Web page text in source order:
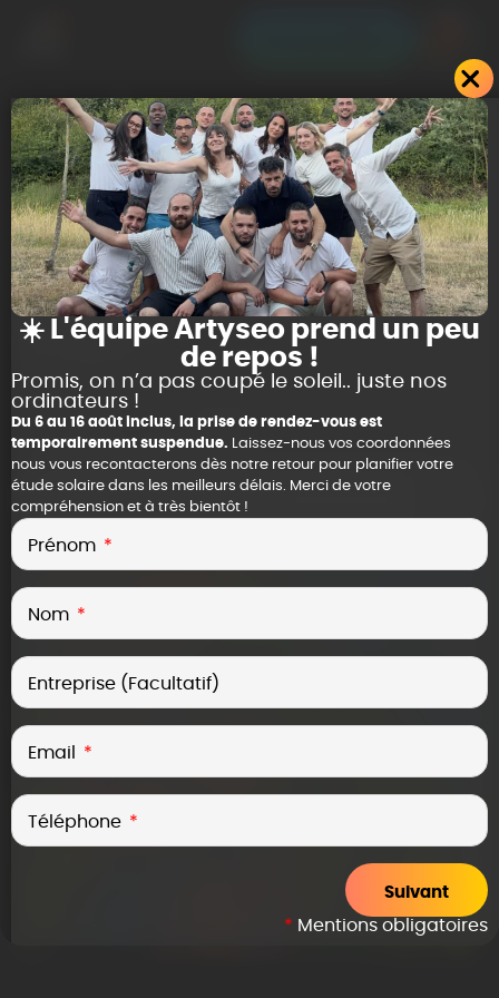
Votre
simulation
solaire en 5
mn !
👉 Gratuit et sans engagement
😊 Ludique et rapide
❤️4,8/5 - Excellent
☀️ L'équipe Artyseo prend un peu
de repos !
Promis, on n’a pas coupé le soleil.. juste nos
ordinateurs !
Du 6 au 16 août inclus, la prise de rendez-vous est
temporairement suspendue.
Laissez-nous vos coordonnées
nous vous recontacterons dès notre retour pour planifier votre
étude solaire dans les meilleurs délais. Merci de votre
compréhension et à très bientôt !
Prénom
Nom
Entreprise (Facultatif)
Email
Téléphone
Suivant
* Mentions obligatoires